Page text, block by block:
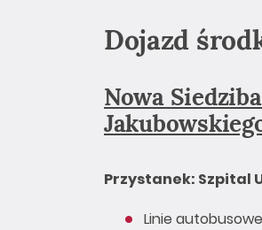
Dojazd
Nowa
Przystanek: Szpital
Linie